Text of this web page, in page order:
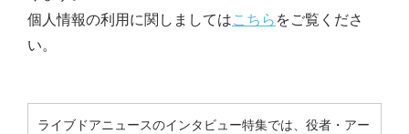
個人情報の利用に関しましてはこちらをご覧くださ
い。
ライブドアニュースのインタビュー特集では、役者・アー